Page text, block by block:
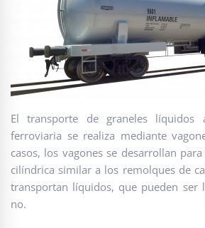
El transporte de graneles
ferroviaria se realiza mediante
casos, los vagones se desarrollan
cilíndrica similar a los remolques de
transportan líquidos, que pueden ser
no.